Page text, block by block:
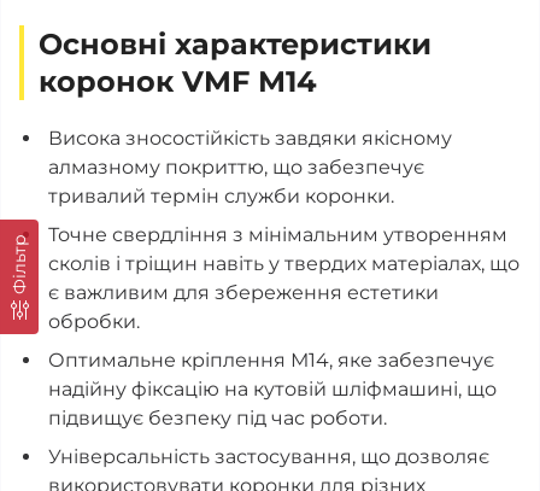
Фільтр
Основні характеристики
коронок VMF М14
Висока зносостійкість завдяки якісному
алмазному покриттю, що забезпечує
тривалий термін служби коронки.
Точне свердління з мінімальним утворенням
сколів і тріщин навіть у твердих матеріалах, що
є важливим для збереження естетики
обробки.
Оптимальне кріплення М14, яке забезпечує
надійну фіксацію на кутовій шліфмашині, що
підвищує безпеку під час роботи.
Універсальність застосування, що дозволяє
використовувати коронки для різних